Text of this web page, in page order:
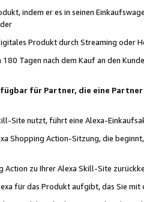
indem er es in seinen
Produkt durch Streaming oder
Tagen nach dem Kauf an den
für Partner, die eine
Site nutzt, führt eine Alexa-
Shopping Action-Sitzung, die
zu Ihrer Alexa Skill-Site
für das Produkt aufgibt, das Sie mit